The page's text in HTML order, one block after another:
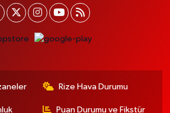
Rize Hava Durumu
Puan Durumu ve Fikstür